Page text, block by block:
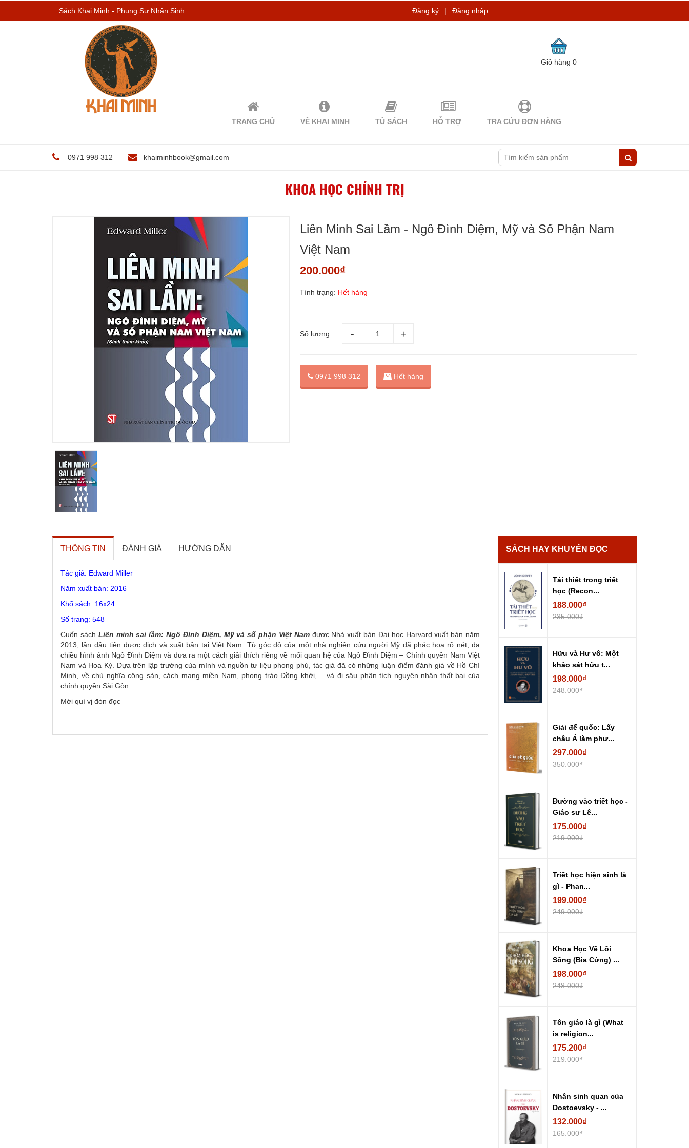
Sách Khai Minh - Phụng Sự Nhân Sinh Đăng ký | Đăng nhập
Giỏ hàng0
TRANG CHỦ VỀ KHAI MINH TỦ SÁCH HỖ TRỢ TRA CỨU ĐƠN HÀNG
0971 998 312 khaiminhbook@gmail.com
KHOA HỌC CHÍNH TRỊ
Liên Minh Sai Lầm - Ngô Đình Diệm, Mỹ và Số Phận Nam
Việt Nam
200.000₫
Tình trạng: Hết hàng
Số lượng:
0971 998 312 Hết hàng
THÔNG TIN ĐÁNH GIÁ HƯỚNG DẪN
Tác giả: Edward Miller
Năm xuất bản: 2016
Khổ sách: 16x24
Số trang: 548
Cuốn sách Liên minh sai lầm: Ngô Đình Diệm, Mỹ và số phận Việt Nam được Nhà xuất bản Đại học Harvard xuất bản năm
2013, lần đầu tiên được dịch và xuất bản tại Việt Nam. Từ góc độ của một nhà nghiên cứu người Mỹ đã phác họa rõ nét, đa
chiều hình ảnh Ngô Đình Diệm và đưa ra một cách giải thích riêng về mối quan hệ của Ngô Đình Diệm – Chính quyền Nam Việt
Nam và Hoa Kỳ. Dựa trên lập trường của mình và nguồn tư liệu phong phú, tác giả đã có những luận điểm đánh giá về Hồ Chí
Minh, về chủ nghĩa cộng sản, cách mạng miền Nam, phong trào Đồng khởi,… và đi sâu phân tích nguyên nhân thất bại của
chính quyền Sài Gòn
Mời quí vị đón đọc
SÁCH HAY KHUYẾN ĐỌC
Tái thiết trong triết
học (Recon...
188.000₫
235.000₫
Hữu và Hư vô: Một
khảo sát hữu t...
198.000₫
248.000₫
Giải đế quốc: Lấy
châu Á làm phư...
297.000₫
350.000₫
Đường vào triết học -
Giáo sư Lê...
175.000₫
219.000₫
Triết học hiện sinh là
gì - Phan...
199.000₫
249.000₫
Khoa Học Về Lối
Sống (Bìa Cứng) ...
198.000₫
248.000₫
Tôn giáo là gì (What
is religion...
175.200₫
219.000₫
Nhân sinh quan của
Dostoevsky - ...
132.000₫
165.000₫